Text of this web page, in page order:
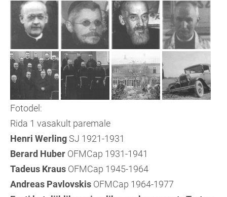
Fotodel:
Rida 1 vasakult paremale
Henri Werling SJ 1921-1931
Berard Huber OFMCap 1931-1941
Tadeus Kraus OFMCap 1945-1964
Andreas Pavlovskis OFMCap 1964-1977